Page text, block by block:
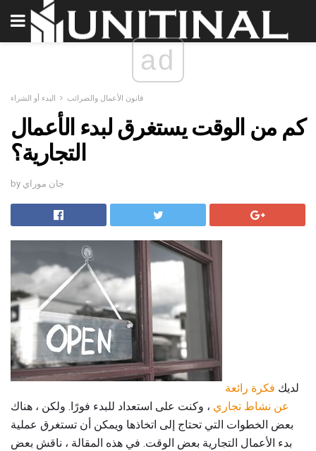
ad
قانون الأعمال والضرائب البدء أو الشراء
كم من الوقت يستغرق لبدء الأعمال
التجارية؟
by جان موراي
لديك فكرة رائعة
عن نشاط تجاري ، وكنت على استعداد للبدء فورًا. ولكن ، هناك
بعض الخطوات التي تحتاج إلى اتخاذها ويمكن أن تستغرق عملية
بدء الأعمال التجارية بعض الوقت. في هذه المقالة ، ناقش بعض